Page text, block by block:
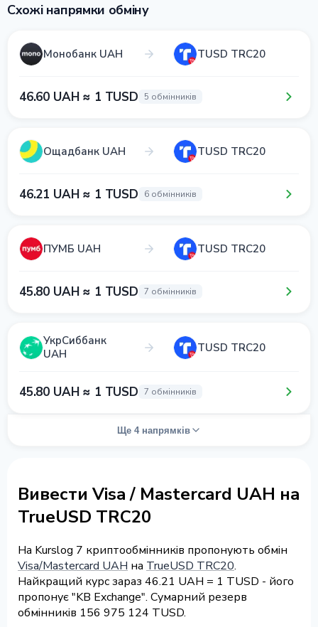
Схожі напрямки обміну
Монобанк UAH TUSD TRC20
46.60 UAH ≈ 1 TUSD 5 обмінників
Ощадбанк UAH TUSD TRC20
46.21 UAH ≈ 1 TUSD 6 обмінників
ПУМБ UAH TUSD TRC20
45.80 UAH ≈ 1 TUSD 7 обмінників
УкрСиббанк
UAH
TUSD TRC20
45.80 UAH ≈ 1 TUSD 7 обмінників
Ще 4 напрямків
Вивести Visa / Mastercard UAH на
TrueUSD TRC20
На Kurslog 7 криптообмінників пропонують обмін
Visa/Mastercard UAH на TrueUSD TRC20.
Найкращий курс зараз 46.21 UAH = 1 TUSD - його
пропонує "KB Exchange". Сумарний резерв
обмінників 156 975 124 TUSD.